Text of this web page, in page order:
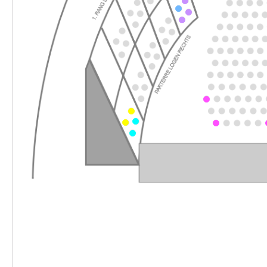
Werther & Lotte & Albert-
Do.
18.03.2027
Do. 18.03.2027
10:30 Uhr